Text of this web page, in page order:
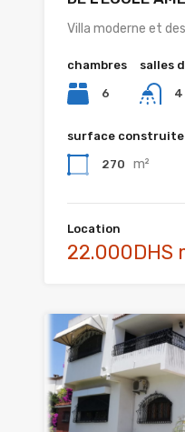
Villa moderne et
chambres
6
salles
4
surface construite
270 m²
Location
22.000DHS